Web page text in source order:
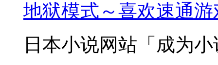
地狱模式～喜欢速通
日本小说网站「成为